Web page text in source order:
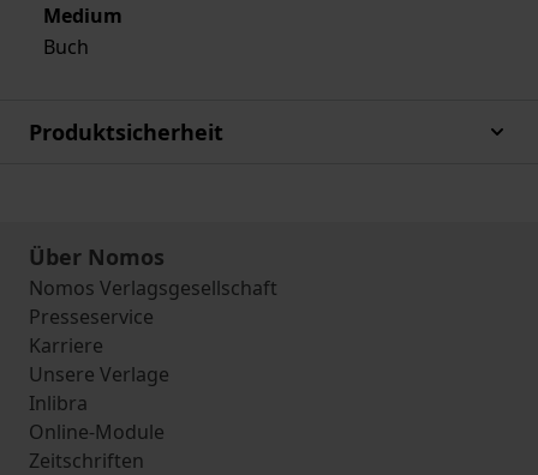
Medium
Buch
Produktsicherheit
Über Nomos
Nomos Verlagsgesellschaft
Presseservice
Karriere
Unsere Verlage
Inlibra
Online-Module
Zeitschriften